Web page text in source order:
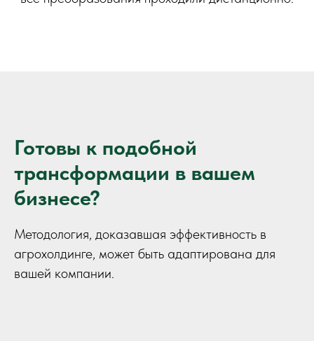
Готовы к подобной
трансформации в вашем
бизнесе?
Методология, доказавшая эффективность в
агрохолдинге, может быть адаптирована для
вашей компании.